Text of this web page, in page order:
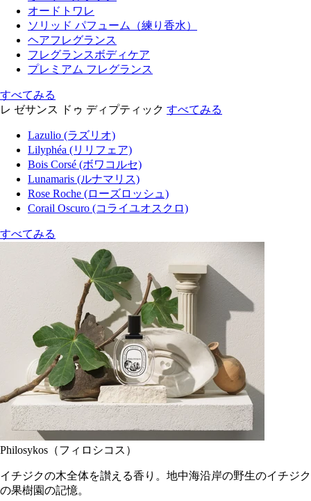
オードトワレ
ソリッド パフューム（練り香水）
ヘアフレグランス
フレグランスボディケア
プレミアム フレグランス
すべてみる
レ ゼサンス ドゥ ディプティック すべてみる
Lazulio (ラズリオ)
Lilyphéa (リリフェア)
Bois Corsé (ボワコルセ)
Lunamaris (ルナマリス)
Rose Roche (ローズロッシュ)
Corail Oscuro (コライユオスクロ)
すべてみる
Philosykos（フィロシコス）
イチジクの木全体を讃える香り。地中海沿岸の野生のイチジク
の果樹園の記憶。